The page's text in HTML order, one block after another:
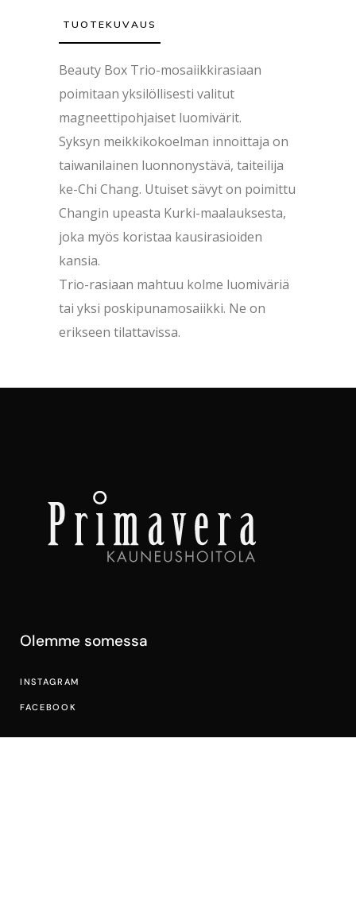
TUOTEKUVAUS
Beauty Box Trio-mosaiikkirasiaan
poimitaan yksilöllisesti valitut
magneettipohjaiset luomivärit.
Syksyn meikkikokoelman innoittaja on
taiwanilainen luonnonystävä, taiteilija
ke-Chi Chang. Utuiset sävyt on poimittu
Changin upeasta Kurki-maalauksesta,
joka myös koristaa kausirasioiden
kansia.
Trio-rasiaan mahtuu kolme luomiväriä
tai yksi poskipunamosaiikki. Ne on
erikseen tilattavissa.
Olemme somessa
INSTAGRAM
FACEBOOK